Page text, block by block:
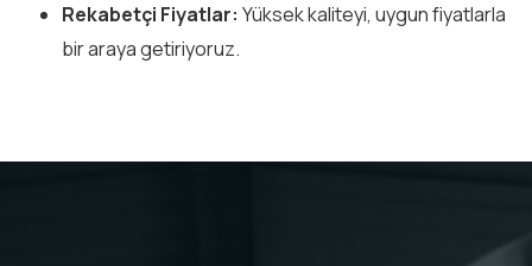
Rekabetçi Fiyatlar: Yüksek kaliteyi, uygun fiyatlarla
bir araya getiriyoruz.